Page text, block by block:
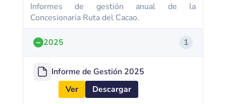
Informes de gestión anual de la
Concesionaria Ruta del Cacao.
– 2025 1
Informe de Gestión 2025
Ver
Descargar